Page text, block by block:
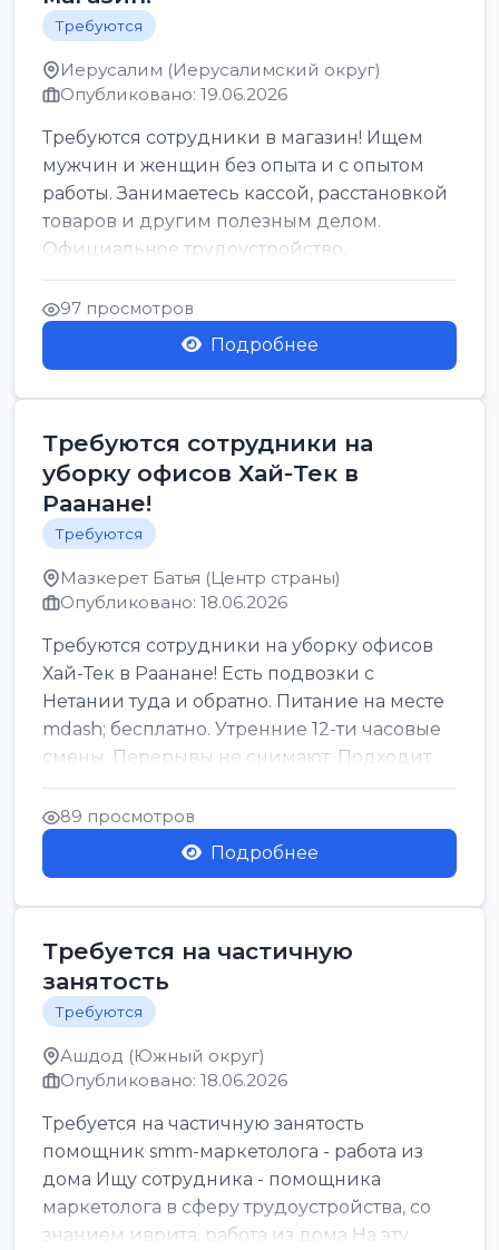
Требуются
Иерусалим (Иерусалимский округ)
Опубликовано: 19.06.2026
Требуются сотрудники в магазин! Ищем
мужчин и женщин без опыта и с опытом
работы. Занимаетесь кассой, расстановкой
товаров и другим полезным делом.
Официальное трудоустройство,
стабильная зарплата от ...
97 просмотров
Подробнее
Требуются сотрудники на
уборку офисов Хай-Тек в
Раанане!
Требуются
Мазкерет Батья (Центр страны)
Опубликовано: 18.06.2026
Требуются сотрудники на уборку офисов
Хай-Тек в Раанане! Есть подвозки с
Нетании туда и обратно. Питание на месте
mdash; бесплатно. Утренние 12-ти часовые
смены. Перерывы не снимают. Подходит
для всех...
89 просмотров
Подробнее
Требуется на частичную
занятость
Требуются
Ашдод (Южный округ)
Опубликовано: 18.06.2026
Требуется на частичную занятость
помощник smm-маркетолога - работа из
дома Ищу сотрудника - помощника
маркетолога в сферу трудоустройства, со
знанием иврита, работа из дома На эту